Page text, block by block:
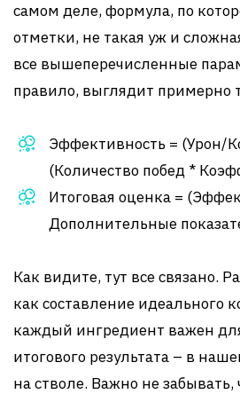
самом деле, формула, по
отметки, не такая уж и
все вышеперечисленные
правило, выглядит примерно
Эффективность = (Урон/
(Количество побед *
Итоговая оценка =
Дополнительные
Как видите, тут все связано.
как составление идеального
каждый ингредиент важен
итогового результата – в
на стволе. Важно не забывать,